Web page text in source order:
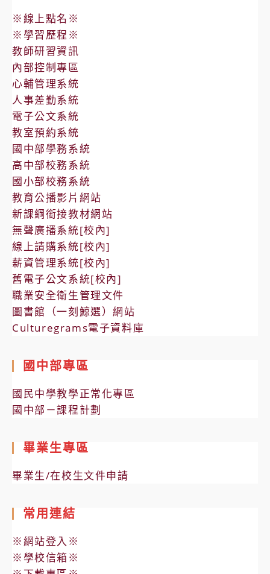
※線上點名※
※學習歷程※
教師研習資訊
內部控制專區
心輔管理系統
人事差勤系統
電子公文系統
教室預約系統
國中部學務系統
高中部校務系統
國小部校務系統
教育公播影片網站
新課綱銜接教材網站
無聲廣播系統[校內]
線上請購系統[校內]
薪資管理系統[校內]
舊電子公文系統[校內]
職業安全衛生管理文件
圖書館（一刻鯨選）網站
Culturegrams電子資料庫
國中部專區
國民中學教學正常化專區
國中部－課程計劃
畢業生專區
畢業生/在校生文件申請
常用連結
※網站登入※
※學校信箱※